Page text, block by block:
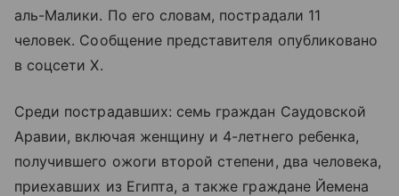
аль-Малики. По его словам, пострадали 11
человек. Сообщение представителя опубликовано
в соцсети X.
Среди пострадавших: семь граждан Саудовской
Аравии, включая женщину и 4-летнего ребенка,
получившего ожоги второй степени, два человека,
приехавших из Египта, а также граждане Йемена